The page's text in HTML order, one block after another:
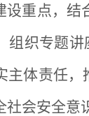
设重点，
组织专题
主体责任
会安全意